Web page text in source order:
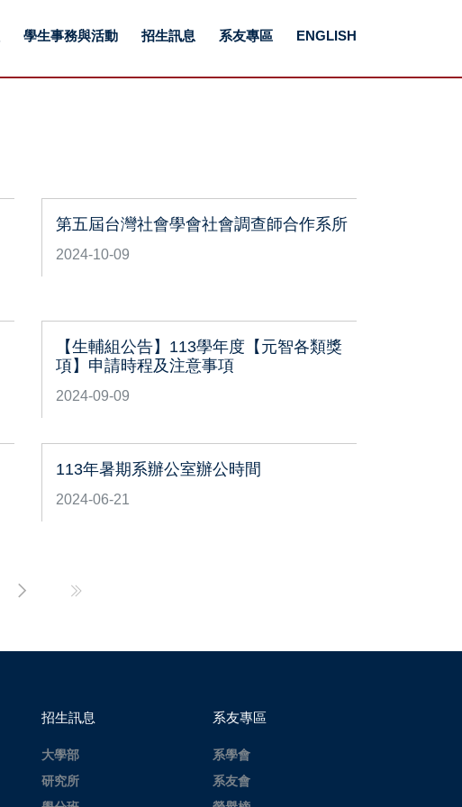
學生事務與活動 招生訊息 系友專區 ENGLISH
第五屆台灣社會學會社會調查師合作系所
2024-10-09
【生輔組公告】113學年度【元智各類獎
項】申請時程及注意事項
2024-09-09
113年暑期系辦公室辦公時間
2024-06-21
招生訊息
大學部
研究所
系友專區
系學會
系友會